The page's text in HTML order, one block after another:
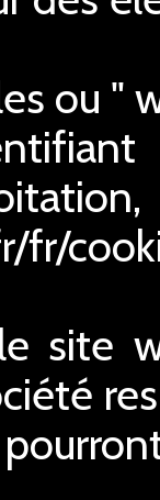
ou "
fr/
site